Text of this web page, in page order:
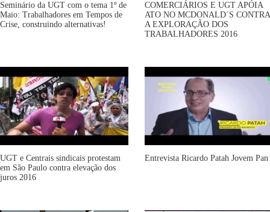
Seminário da UGT com o tema 1º de
Maio: Trabalhadores em Tempos de
Crise, construindo alternativas!
COMERCIÁRIOS E UGT APÓIA
ATO NO MCDONALD´S CONTRA
A EXPLORAÇÃO DOS
TRABALHADORES 2016
UGT e Centrais sindicais protestam
em São Paulo contra elevação dos
juros 2016
Entrevista Ricardo Patah Jovem Pan